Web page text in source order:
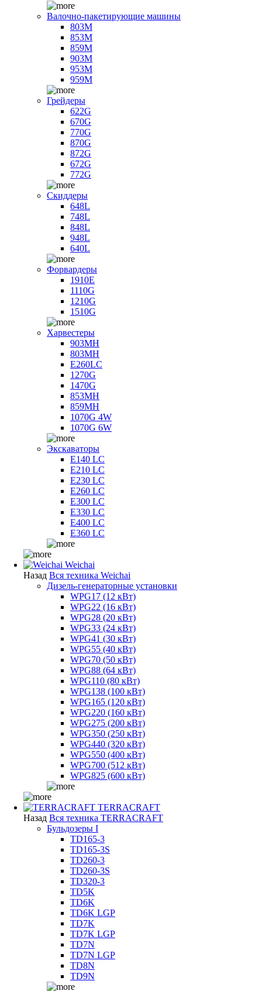
Валочно-пакетирующие машины
803M
853M
859M
903M
953M
959M
Грейдеры
622G
670G
770G
870G
872G
672G
772G
Скиддеры
648L
748L
848L
948L
640L
Форвардеры
1910E
1110G
1210G
1510G
Харвестеры
903MH
803MH
E260LC
1270G
1470G
853MH
859MH
1070G 4W
1070G 6W
Экскаваторы
E140 LC
E210 LC
E230 LC
E260 LC
E300 LC
E330 LC
E400 LC
E360 LC
Weichai
Назад Вся техника Weichai
Дизель-генераторные установки
WPG17 (12 кВт)
WPG22 (16 кВт)
WPG28 (20 кВт)
WPG33 (24 кВт)
WPG41 (30 кВт)
WPG55 (40 кВт)
WPG70 (50 кВт)
WPG88 (64 кВт)
WPG110 (80 кВт)
WPG138 (100 кВт)
WPG165 (120 кВт)
WPG220 (160 кВт)
WPG275 (200 кВт)
WPG350 (250 кВт)
WPG440 (320 кВт)
WPG550 (400 кВт)
WPG700 (512 кВт)
WPG825 (600 кВт)
TERRACRAFT
Назад Вся техника TERRACRAFT
Бульдозеры I
TD165-3
TD165-3S
TD260-3
TD260-3S
TD320-3
TD5K
TD6K
TD6K LGP
TD7K
TD7K LGP
TD7N
TD7N LGP
TD8N
TD9N